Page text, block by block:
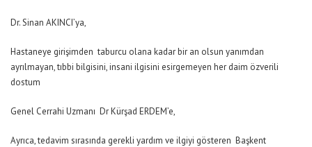
Dr. Sinan AKINCI’ya,
Hastaneye girişimden taburcu olana kadar bir an olsun yanımdan
ayrılmayan, tıbbi bilgisini, insani ilgisini esirgemeyen her daim özverili
dostum
Genel Cerrahi Uzmanı Dr Kürşad ERDEM’e,
Ayrıca, tedavim sırasında gerekli yardım ve ilgiyi gösteren Başkent